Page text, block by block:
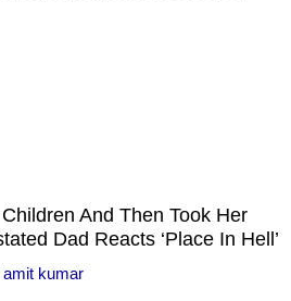
And Then Took Her
Dad Reacts ‘Place In Hell’
amit kumar